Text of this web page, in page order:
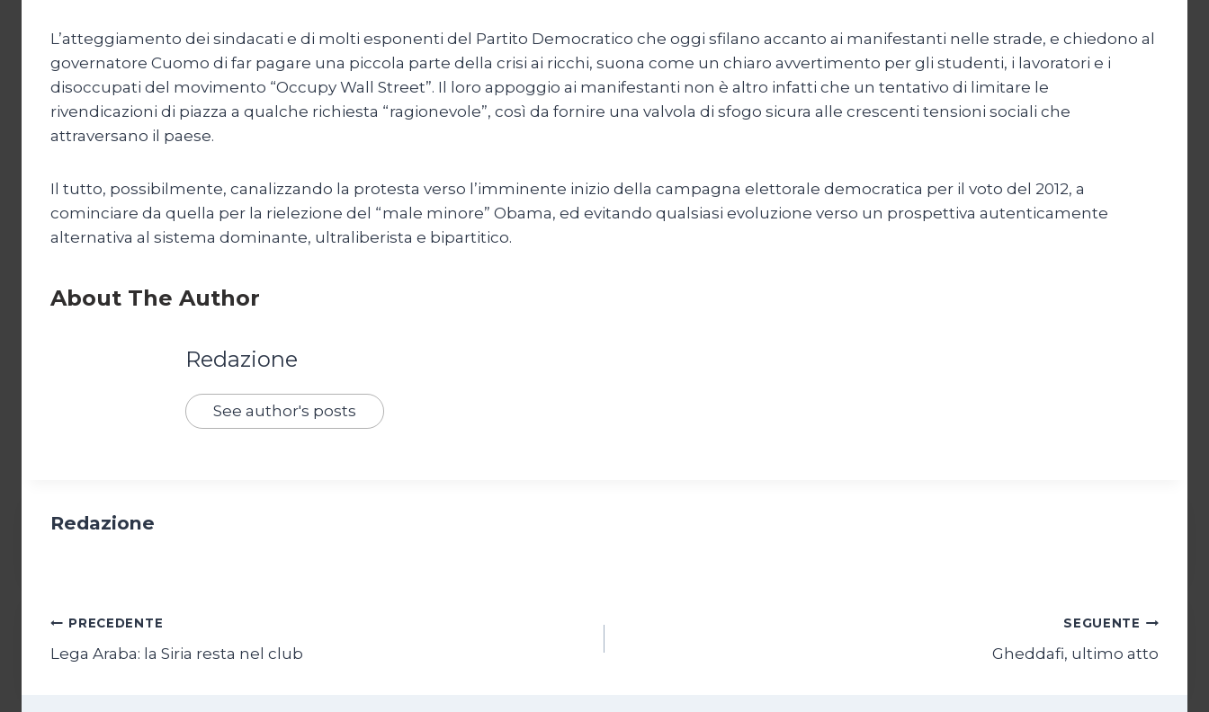
L’atteggiamento dei sindacati e di molti esponenti del Partito Democratico che oggi sfilano accanto ai manifestanti nelle strade, e chiedono al
governatore Cuomo di far pagare una piccola parte della crisi ai ricchi, suona come un chiaro avvertimento per gli studenti, i lavoratori e i
disoccupati del movimento “Occupy Wall Street”. Il loro appoggio ai manifestanti non è altro infatti che un tentativo di limitare le
rivendicazioni di piazza a qualche richiesta “ragionevole”, così da fornire una valvola di sfogo sicura alle crescenti tensioni sociali che
attraversano il paese.
Il tutto, possibilmente, canalizzando la protesta verso l’imminente inizio della campagna elettorale democratica per il voto del 2012, a
cominciare da quella per la rielezione del “male minore” Obama, ed evitando qualsiasi evoluzione verso un prospettiva autenticamente
alternativa al sistema dominante, ultraliberista e bipartitico.
About The Author
Redazione
See author's posts
Redazione
Navigazione
articoli
PRECEDENTE
Lega Araba: la Siria resta nel club
SEGUENTE
Gheddafi, ultimo atto